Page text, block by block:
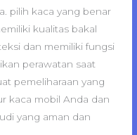
pilih kaca yang benar
kualitas bakal
dan memiliki fungsi
perawatan saat
pemeliharaan yang
kaca mobil Anda dan
yang aman dan